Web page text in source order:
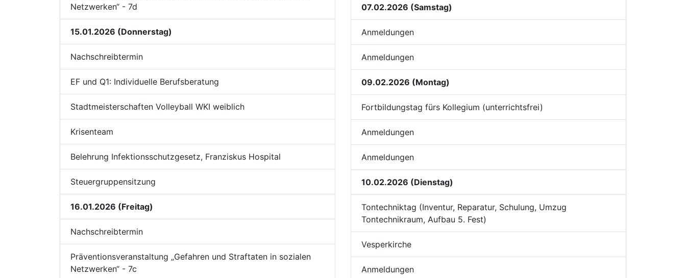
Netzwerken“ - 7d
15.01.2026 (Donnerstag)
Nachschreibtermin
EF und Q1: Individuelle Berufsberatung
Stadtmeisterschaften Volleyball WKI weiblich
Krisenteam
Belehrung Infektionsschutzgesetz, Franziskus Hospital
Steuergruppensitzung
16.01.2026 (Freitag)
Nachschreibtermin
Präventionsveranstaltung „Gefahren und Straftaten in sozialen
Netzwerken“ - 7c
07.02.2026 (Samstag)
Anmeldungen
Anmeldungen
09.02.2026 (Montag)
Fortbildungstag fürs Kollegium (unterrichtsfrei)
Anmeldungen
Anmeldungen
10.02.2026 (Dienstag)
Tontechniktag (Inventur, Reparatur, Schulung, Umzug
Tontechnikraum, Aufbau 5. Fest)
Vesperkirche
Anmeldungen